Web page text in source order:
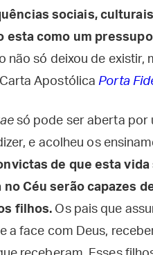
sociais,
como um
não só deixou de existir,
Carta ApostólicaPorta
só pode ser aberta por
e acolheu os
de que esta vida
Céu serão capazes
filhos. Os pais que
a face com Deus,